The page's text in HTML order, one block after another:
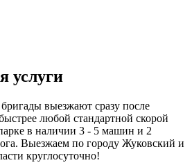
услуги
выезжают сразу после
любой стандартной скорой
в наличии 3 - 5 машин и 2
Выезжаем по городу Жуковский и
круглосуточно!